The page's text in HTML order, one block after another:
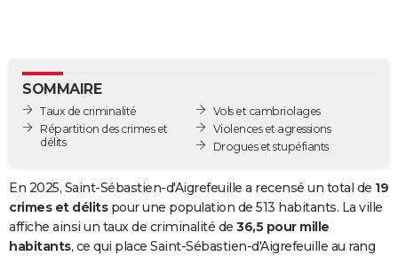
BONS PLANS
CARTE DE VOEUX
Dictionnaire
Biographies
Citations
Expressions
Proverbes
PROGRAMME TV
SOMMAIRE
Taux de criminalité
Répartition des crimes et
délits
Vols et cambriolages
Violences et agressions
Drogues et stupéfiants
En 2025, Saint-Sébastien-d'Aigrefeuille a recensé un total de 19
crimes et délitspour une population de 513 habitants. La ville
affiche ainsi un taux de criminalité de 36,5 pour mille
habitants, ce qui place Saint-Sébastien-d'Aigrefeuille au rang